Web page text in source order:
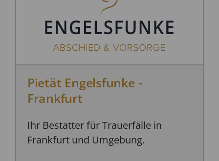
Pietät Engelsfunke -
Frankfurt
Ihr Bestatter für Trauerfälle in
Frankfurt und Umgebung.